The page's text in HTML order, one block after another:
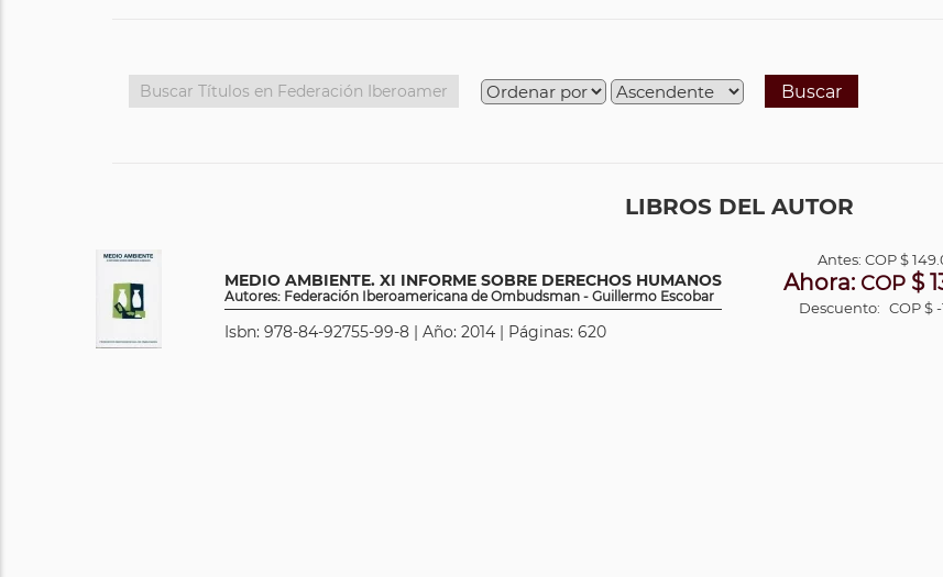
Buscar
LIBROS DEL AUTOR
MEDIO AMBIENTE. XI INFORME SOBRE DERECHOS HUMANOS
Autores: Federación Iberoamericana de Ombudsman - Guillermo Escobar
Isbn: 978-84-92755-99-8 | Año: 2014 | Páginas: 620
Antes:COP$
Ahora: COP$
Descuento: COP $